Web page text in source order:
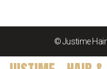
© Justime Hair